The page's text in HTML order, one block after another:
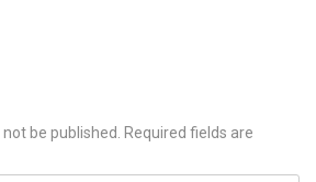
be published. Required fields are